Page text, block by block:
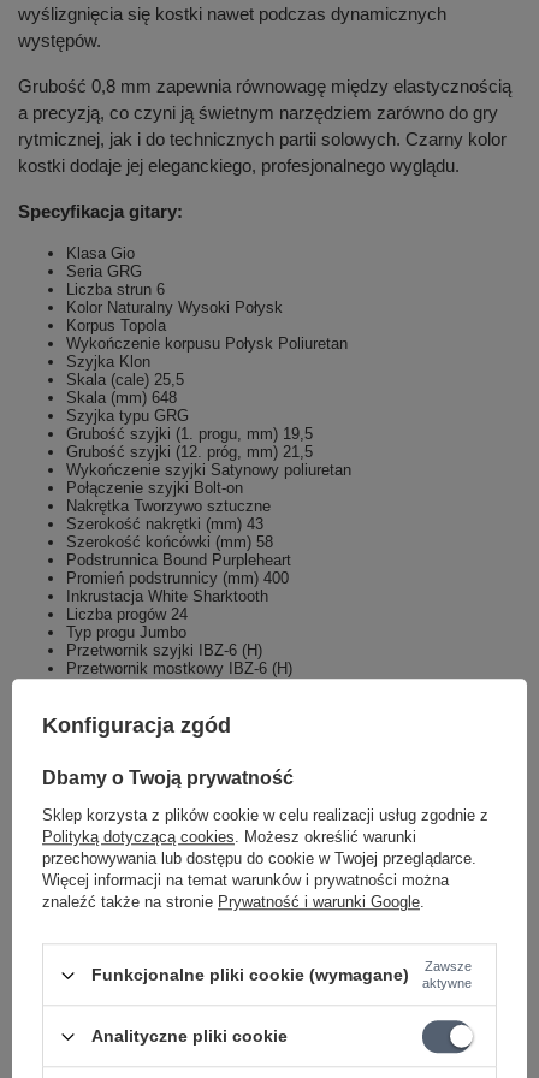
wyślizgnięcia się kostki nawet podczas dynamicznych
występów.
Grubość 0,8 mm zapewnia równowagę między elastycznością
a precyzją, co czyni ją świetnym narzędziem zarówno do gry
rytmicznej, jak i do technicznych partii solowych. Czarny kolor
kostki dodaje jej eleganckiego, profesjonalnego wyglądu.
Specyfikacja gitary:
Klasa Gio
Seria GRG
Liczba strun 6
Kolor Naturalny Wysoki Połysk
Korpus Topola
Wykończenie korpusu Połysk Poliuretan
Szyjka Klon
Skala (cale) 25,5
Skala (mm) 648
Szyjka typu GRG
Grubość szyjki (1. progu, mm) 19,5
Grubość szyjki (12. próg, mm) 21,5
Wykończenie szyjki Satynowy poliuretan
Połączenie szyjki Bolt-on
Nakrętka Tworzywo sztuczne
Szerokość nakrętki (mm) 43
Szerokość końcówki (mm) 58
Podstrunnica Bound Purpleheart
Promień podstrunnicy (mm) 400
Inkrustacja White Sharktooth
Liczba progów 24
Typ progu Jumbo
Przetwornik szyjki IBZ-6 (H)
Przetwornik mostkowy IBZ-6 (H)
Mostek F106
Rozstaw strun (mm) 10,5
Kolor osprzętu Czarny
Strojenie (od góry do dołu) 1E,2B,3G,4D,5A,6E
Cecha szczególna 1 Gniazdo wyjściowe mono
Wyprodukowano w Chinach
Zalecany futerał M300C
Zalecana torba IGB540-BK
Inne elementy w zestawie Klucz sześciokątny
Pełny Wydrążony Pełny
Długość korpusu (mm) 451,6
Grubość korpusu (mm) 44
Najczęściej zadawane pytania
Konfiguracja zgód
Dbamy o Twoją prywatność
Sklep korzysta z plików cookie w celu realizacji usług zgodnie z
Polityką dotyczącą cookies. Możesz określić warunki
przechowywania lub dostępu do cookie w Twojej przeglądarce.
Więcej informacji na temat warunków i prywatności można
znaleźć także na stronie Prywatność i warunki Google.
Funkcjonalne pliki cookie (wymagane)
Zawsze
aktywne
Analityczne pliki cookie